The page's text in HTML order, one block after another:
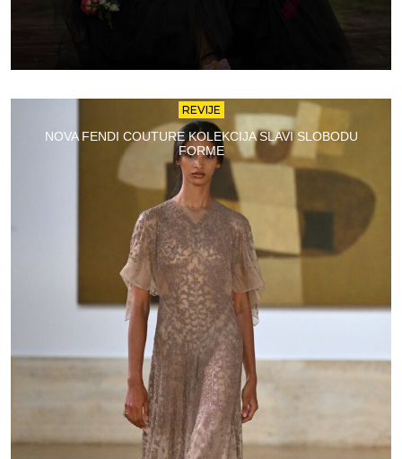
REVIJE
NOVA FENDI COUTURE KOLEKCIJA SLAVI SLOBODU
FORME